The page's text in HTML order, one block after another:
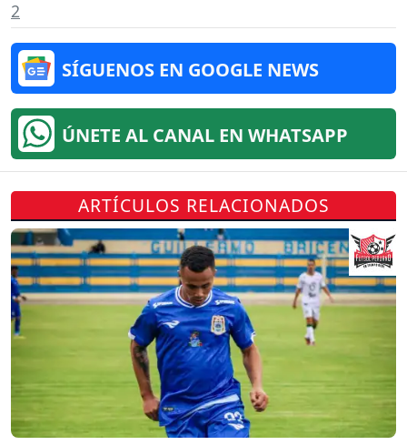
2
SÍGUENOS EN GOOGLE NEWS
ÚNETE AL CANAL EN WHATSAPP
ARTÍCULOS RELACIONADOS